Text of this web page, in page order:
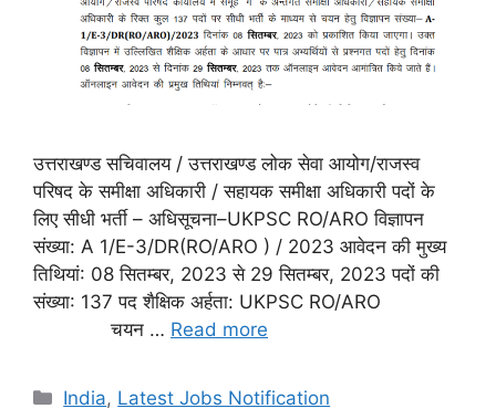
उत्तराखण्ड सचिवालय / उत्तराखण्ड लोक सेवा आयोग/राजस्व
परिषद के समीक्षा अधिकारी / सहायक समीक्षा अधिकारी पदों के
लिए सीधी भर्ती – अधिसूचना–UKPSC RO/ARO विज्ञापन
संख्या: A 1/E-3/DR(RO/ARO ) / 2023 आवेदन की मुख्य
तिथियां: 08 सितम्बर, 2023 से 29 सितम्बर, 2023 पदों की
संख्या: 137 पद शैक्षिक अर्हता: UKPSC RO/ARO
चयन … Read more
India, Latest Jobs Notification